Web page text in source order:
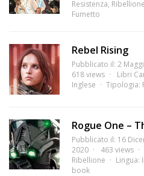
Resistenza, Ribellione
Fumetto
Rebel Rising
Pubblicato il: 2
618 views
Libri
Inglese
Tipologia:
Rogue One –
Pubblicato il: 16
2020
463 views
Ribellione
Lingua:
book